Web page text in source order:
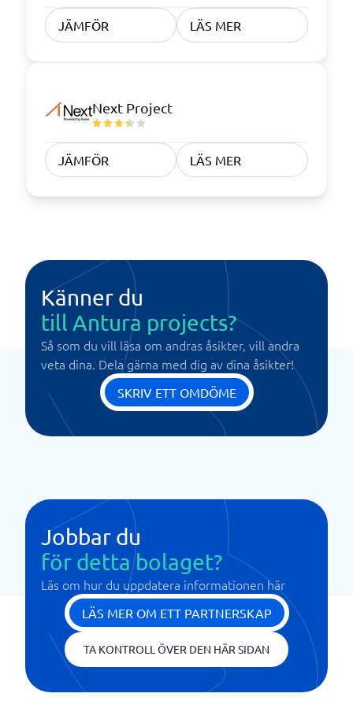
JÄMFÖR LÄS MER
Next Project
JÄMFÖR LÄS MER
Känner du
till Antura projects?
Så som du vill läsa om andras åsikter, vill andra
veta dina. Dela gärna med dig av dina åsikter!
SKRIV ETT OMDÖME
Jobbar du
för detta bolaget?
Läs om hur du uppdatera informationen här
LÄS MER OM ETT PARTNERSKAP
TA KONTROLL ÖVER DEN HÄR SIDAN